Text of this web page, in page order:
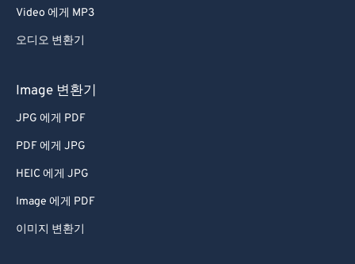
Video 에게 MP3
오디오 변환기
Image 변환기
JPG 에게 PDF
PDF 에게 JPG
HEIC 에게 JPG
Image 에게 PDF
이미지 변환기